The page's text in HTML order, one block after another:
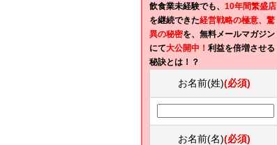
飲食業未経験でも、 10年間繁盛店
を継続できた経営戦略の極意、驚
異の秘密を、無料メールマガジン
にて大公開中！ 利益を倍増させる
秘訣とは！？
お名前(姓)(必須)
お名前(名)(必須)